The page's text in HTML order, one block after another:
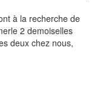
à la recherche de
2 demoiselles
deux chez nous,